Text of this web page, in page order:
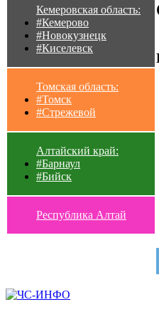
Кемеровская область:
#Кемерово
#Новокузнецк
#Киселевск
Томская область:
#Томск
#Стрежевой
Алтайский край:
#Барнаул
#Бийск
Республика Алтай